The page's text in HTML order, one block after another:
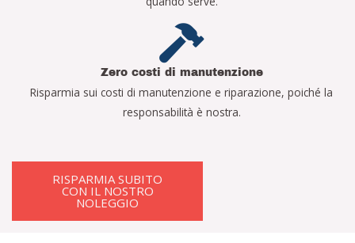
Zero costi di manutenzione
Risparmia sui costi di manutenzione e riparazione, poiché la
responsabilità è nostra.
RISPARMIA SUBITO
CON IL NOSTRO
NOLEGGIO